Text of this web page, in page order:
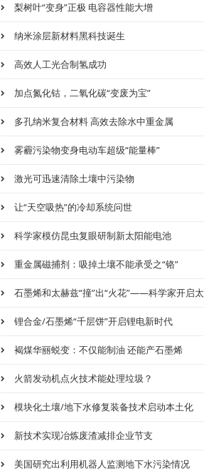
梨树叶“变身”正极 电容器性能大增
纳米涂层新材料黑科技诞生
高效人工光合制氢成功
加点氮化钴，二氧化碳“变废为宝”
多孔纳米复合材料 高效去除水中重金属
雾霾污染物变身电动车超级“能量棒”
激光可迅速清除土壤中污染物
让“天空吸热”的冷却系统问世
科学家模仿昆虫复眼研制新太阳能电池
重金属磁捕剂：吸掉土壤不能承受之“铬”
石墨烯和太赫兹“撞”出“火花”——科学家开启
锂合金/石墨烯“千层饼”开启锂电新时代
褐煤华丽蜕变：不仅能制油 还能产石墨烯
火箭发动机点火技术能处理垃圾？
模块化土壤/地下水修复装备技术启动本土化
新技术实现冶炼废渣减排企业节支
美国研究出利用机器人监测地下水污染情况